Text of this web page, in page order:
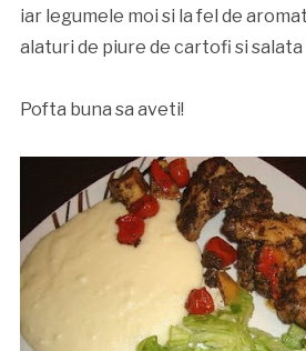
iar legumele moi si la fel de
alaturi de piure de cartofi si salata
Pofta buna sa aveti!